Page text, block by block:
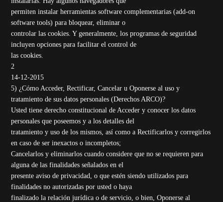
permiten instalar herramientas software complementarias (add-on
software tools) para bloquear, eliminar o
controlar las cookies. Y generalmente, los programas de seguridad
incluyen opciones para facilitar el control de
las cookies.
2
14-12-2015
5) ¿Cómo Acceder, Rectificar, Cancelar u Oponerse al uso y
tratamiento de sus datos personales (Derechos ARCO)?
Usted tiene derecho constitucional de Acceder y conocer los datos
personales que poseemos y a los detalles del
tratamiento y uso de los mismos, así como a Rectificarlos y corregirlos
en caso de ser inexactos o incompletos;
Cancelarlos y eliminarlos cuando considere que no se requieren para
alguna de las finalidades señalados en el
presente aviso de privacidad, o que estén siendo utilizados para
finalidades no autorizadas por usted o haya
finalizado la relación jurídica o de servicio, o bien, Oponerse al